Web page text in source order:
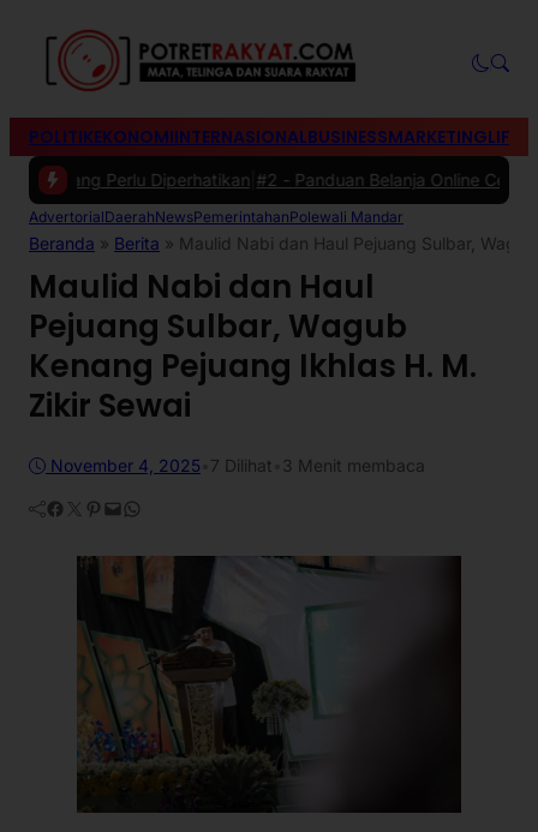
POLITIKEKONOMIINTERNASIONALBUSINESSMARKETING
Perlu Diperhatikan|#2 -Panduan Belanja Online Cerdas: Pilih
AdvertorialDaerahNewsPemerintahanPolewali Mandar
Beranda » Berita » Maulid Nabi dan Haul Pejuang Sulbar,
Maulid Nabi dan Haul
Pejuang Sulbar, Wagub
Kenang Pejuang Ikhlas H. M.
Zikir Sewai
November 4, 2025 7 Dilihat 3 Menit membaca
Facebook Twitter Pinterest Mail WhatsApp